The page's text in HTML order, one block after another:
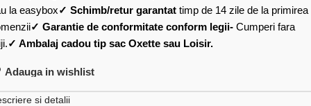
la easybox✓ Schimb/retur garantat timp de 14 zile de la primirea
✓ Garantie de conformitate conform legii- Cumperi fara
✓ Ambalaj cadou tip sac Oxette sau Loisir.
Adauga in wishlist
si detalii